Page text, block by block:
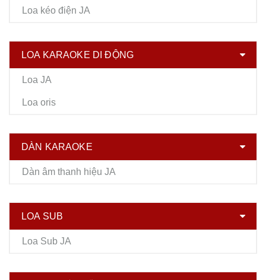
Loa kéo điện JA
LOA KARAOKE DI ĐỘNG
Loa JA
Loa oris
DÀN KARAOKE
Dàn âm thanh hiệu JA
LOA SUB
Loa Sub JA